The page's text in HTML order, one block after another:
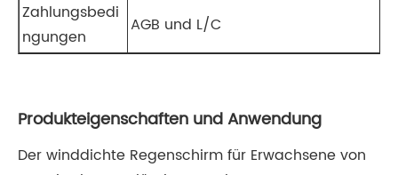
Zahlungsbedi
ngungen
AGB und L/C
Produkteigenschaften und Anwendung
Der winddichte Regenschirm für Erwachsene von